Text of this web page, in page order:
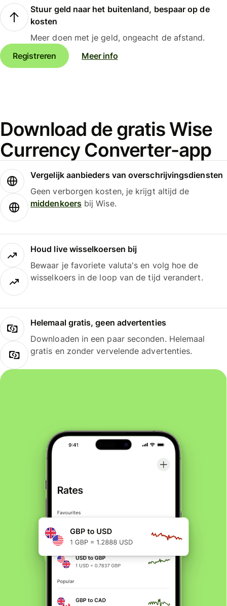
Stuur geld naar het buitenland, bespaar op de
kosten
Meer doen met je geld, ongeacht de afstand.
Registreren
Meer info
Download de gratis Wise
Currency Converter-app
Vergelijk aanbieders van overschrijvingsdiensten
Geen verborgen kosten, je krijgt altijd de
middenkoersbij Wise.
Houd live wisselkoersen bij
Bewaar je favoriete valuta's en volg hoe de
wisselkoers in de loop van de tijd verandert.
Helemaal gratis, geen advertenties
Downloaden in een paar seconden. Helemaal
gratis en zonder vervelende advertenties.